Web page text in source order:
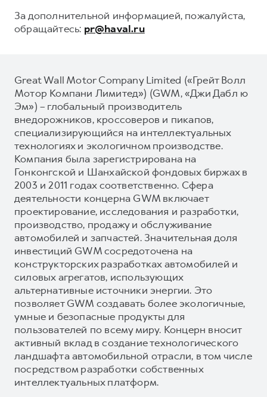
За дополнительной информацией, пожалуйста,
обращайтесь: pr@haval.ru
Great Wall Motor Company Limited («Грейт Волл
Мотор Компани Лимитед») (GWM, «Джи Дабл ю
Эм») – глобальный производитель
внедорожников, кроссоверов и пикапов,
специализирующийся на интеллектуальных
технологиях и экологичном производстве.
Компания была зарегистрирована на
Гонконгской и Шанхайской фондовых биржах в
2003 и 2011 годах соответственно. Сфера
деятельности концерна GWM включает
проектирование, исследования и разработки,
производство, продажу и обслуживание
автомобилей и запчастей. Значительная доля
инвестиций GWM сосредоточена на
конструкторских разработках автомобилей и
силовых агрегатов, использующих
альтернативные источники энергии. Это
позволяет GWM создавать более экологичные,
умные и безопасные продукты для
пользователей по всему миру. Концерн вносит
активный вклад в создание технологического
ландшафта автомобильной отрасли, в том числе
посредством разработки собственных
интеллектуальных платформ.